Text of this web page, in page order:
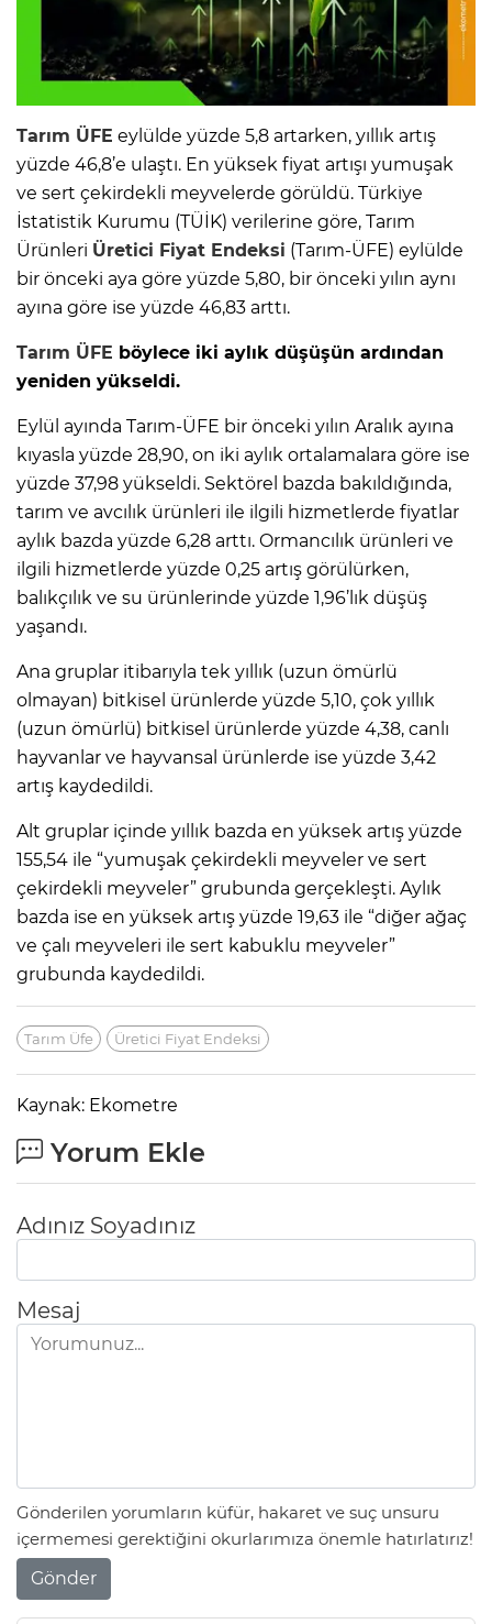
Tarım ÜFE eylülde yüzde 5,8 artarken, yıllık artış
yüzde 46,8’e ulaştı. En yüksek fiyat artışı yumuşak
ve sert çekirdekli meyvelerde görüldü. Türkiye
İstatistik Kurumu (TÜİK) verilerine göre, Tarım
Ürünleri Üretici Fiyat Endeksi (Tarım-ÜFE) eylülde
bir önceki aya göre yüzde 5,80, bir önceki yılın aynı
ayına göre ise yüzde 46,83 arttı.
Tarım ÜFE böylece iki aylık düşüşün ardından
yeniden yükseldi.
Eylül ayında Tarım-ÜFE bir önceki yılın Aralık ayına
kıyasla yüzde 28,90, on iki aylık ortalamalara göre ise
yüzde 37,98 yükseldi. Sektörel bazda bakıldığında,
tarım ve avcılık ürünleri ile ilgili hizmetlerde fiyatlar
aylık bazda yüzde 6,28 arttı. Ormancılık ürünleri ve
ilgili hizmetlerde yüzde 0,25 artış görülürken,
balıkçılık ve su ürünlerinde yüzde 1,96’lık düşüş
yaşandı.
Ana gruplar itibarıyla tek yıllık (uzun ömürlü
olmayan) bitkisel ürünlerde yüzde 5,10, çok yıllık
(uzun ömürlü) bitkisel ürünlerde yüzde 4,38, canlı
hayvanlar ve hayvansal ürünlerde ise yüzde 3,42
artış kaydedildi.
Alt gruplar içinde yıllık bazda en yüksek artış yüzde
155,54 ile “yumuşak çekirdekli meyveler ve sert
çekirdekli meyveler” grubunda gerçekleşti. Aylık
bazda ise en yüksek artış yüzde 19,63 ile “diğer ağaç
ve çalı meyveleri ile sert kabuklu meyveler”
grubunda kaydedildi.
Tarım Üfe Üretici Fiyat Endeksi
Kaynak: Ekometre
Yorum Ekle
Adınız Soyadınız
Mesaj
Gönderilen yorumların küfür, hakaret ve suç unsuru
içermemesi gerektiğini okurlarımıza önemle hatırlatırız!
Gönder